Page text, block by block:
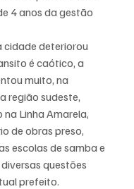
4 anos da gestão
cidade deteriorou
é caótico, a
muito, na
região sudeste,
Linha Amarela,
de obras preso,
escolas de samba e
questões
prefeito.